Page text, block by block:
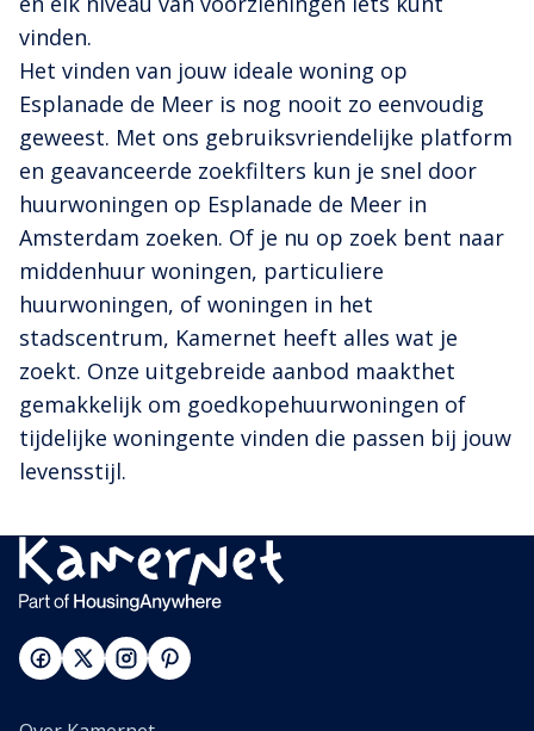
vinden.
Het vinden van jouw ideale woning op
Esplanade de Meer is nog nooit zo eenvoudig
geweest. Met ons gebruiksvriendelijke platform
en geavanceerde zoekfilters kun je snel door
huurwoningen op Esplanade de Meer in
Amsterdam zoeken. Of je nu op zoek bent naar
middenhuur woningen, particuliere
huurwoningen, of woningen in het
stadscentrum, Kamernet heeft alles wat je
zoekt. Onze uitgebreide aanbod maakthet
gemakkelijk om goedkopehuurwoningen of
tijdelijke woningente vinden die passen bij jouw
levensstijl.